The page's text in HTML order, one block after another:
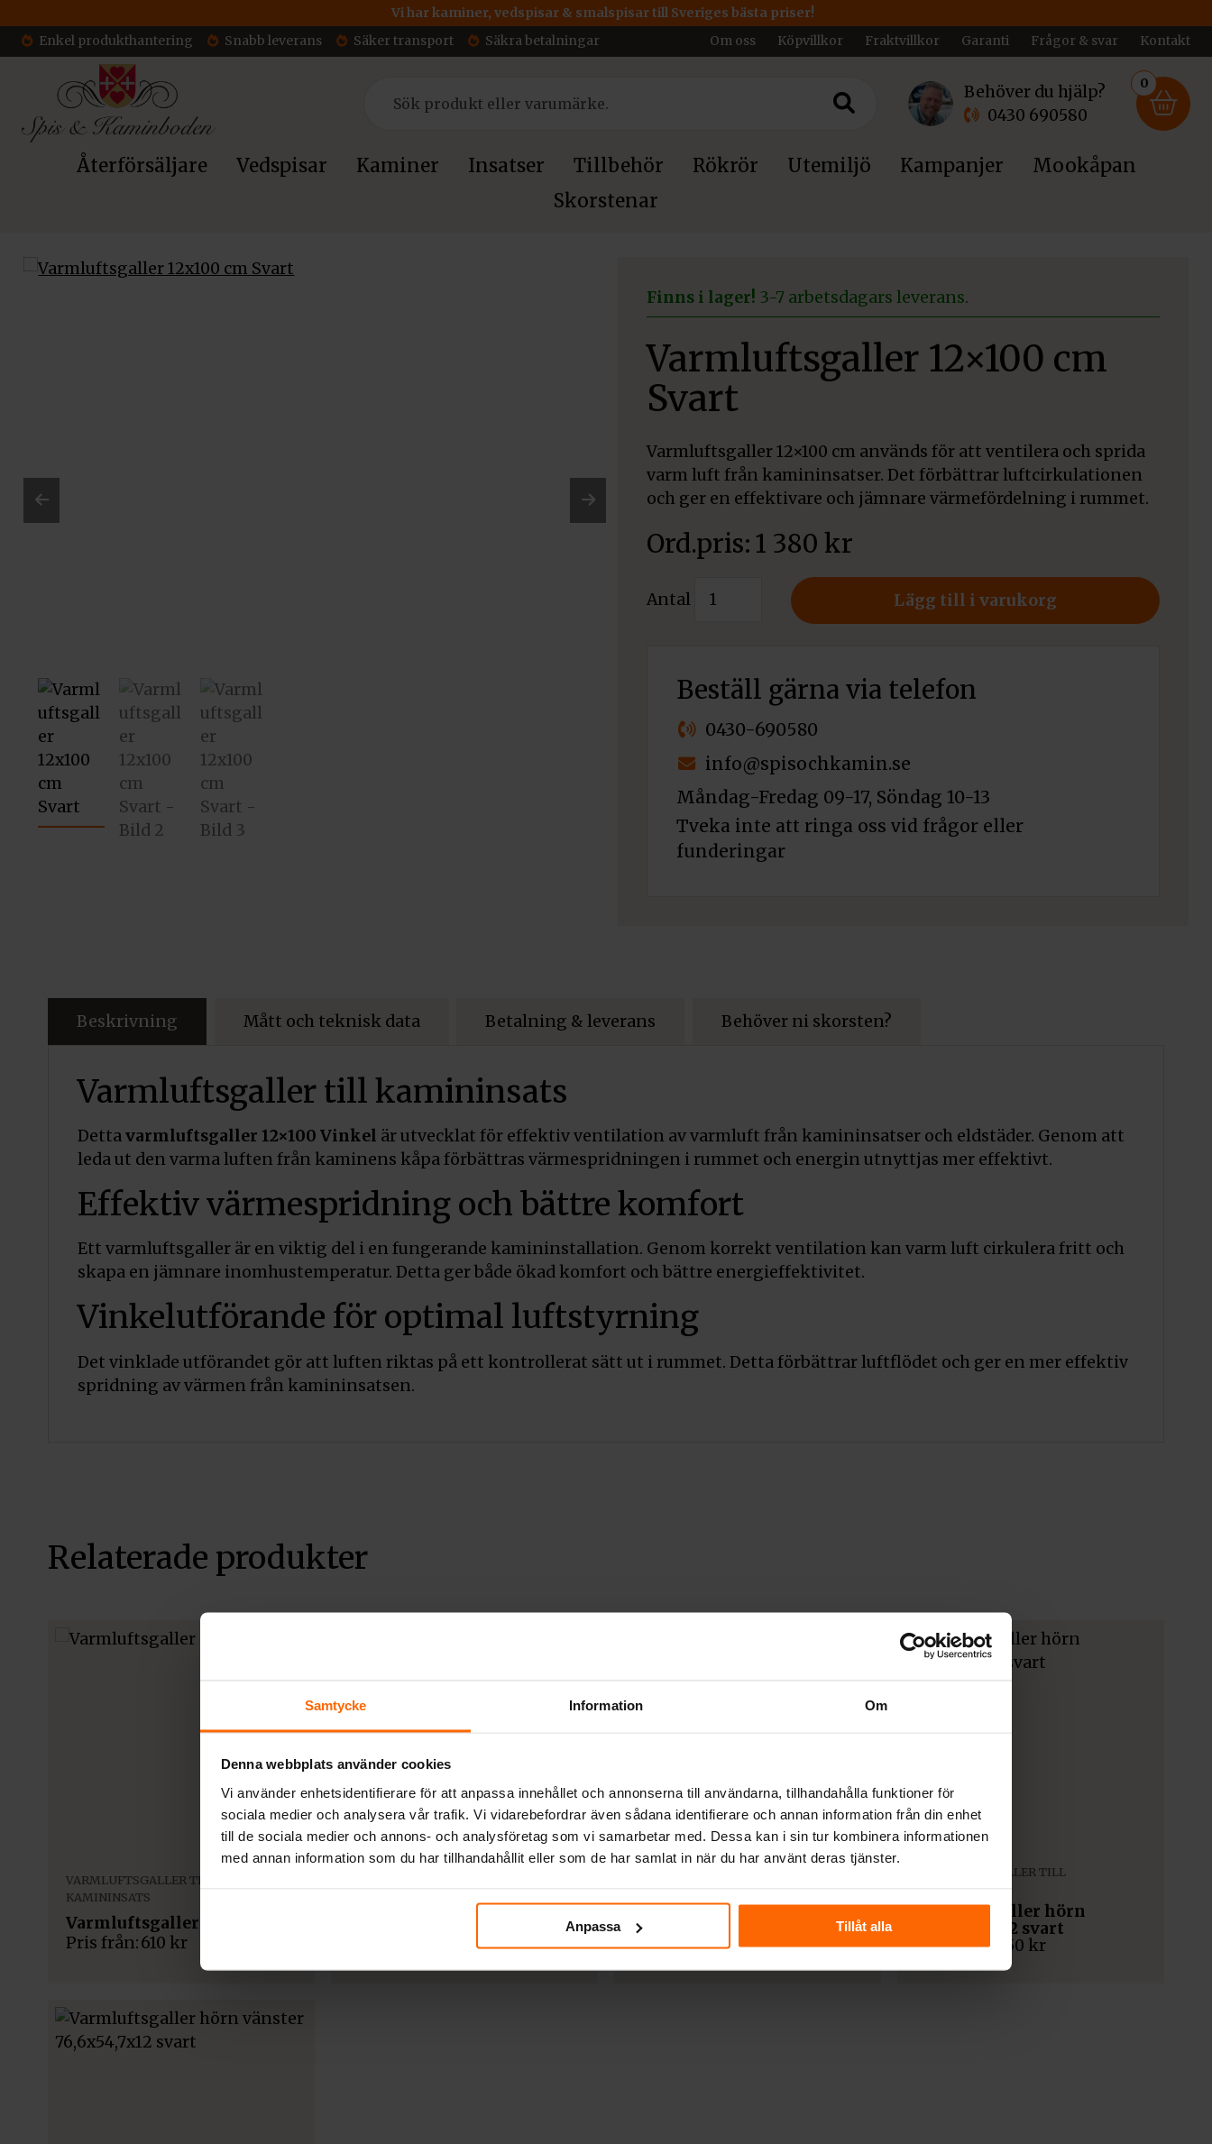
Samtycke Information Om
Denna webbplats använder cookies
Vi använder enhetsidentifierare för att anpassa innehållet och annonserna till användarna, tillhandahålla funktioner för
sociala medier och analysera vår trafik. Vi vidarebefordrar även sådana identifierare och annan information från din enhet
till de sociala medier och annons- och analysföretag som vi samarbetar med. Dessa kan i sin tur kombinera informationen
med annan information som du har tillhandahållit eller som de har samlat in när du har använt deras tjänster.
Anpassa Tillåt alla
Vi har kaminer, vedspisar & smalspisar till Sveriges bästa priser!
Enkel produkthantering
Snabb leverans Säker transport Säkra betalningar Om oss Köpvillkor Fraktvillkor Garanti Frågor & svar Kontakt
Behöver du hjälp?
0430 690580
0
Återförsäljare Vedspisar Kaminer Insatser Tillbehör Rökrör Utemiljö Kampanjer
Mookåpan
Skorstenar
Finns i lager! 3-7 arbetsdagars leverans.
Varmluftsgaller 12×100 cm
Svart
Varmluftsgaller 12×100 cm används för att ventilera och sprida
varm luft från kamininsatser. Det förbättrar luftcirkulationen
och ger en effektivare och jämnare värmefördelning i rummet.
1 380 kr
Antal
Varmluftsgaller
12x100
mängd
Lägg till i varukorg
Beställ gärna via telefon
0430-690580
info@spisochkamin.se
Måndag-Fredag 09-17, Söndag 10-13
Tveka inte att ringa oss vid frågor eller
funderingar
Beskrivning Mått och teknisk data Betalning & leverans Behöver ni skorsten?
Varmluftsgaller till kamininsats
Dettavarmluftsgaller 12×100 Vinkel är utvecklat för effektiv ventilation av varmluft från kamininsatser och eldstäder. Genom att
leda ut den varma luften från kaminens kåpa förbättras värmespridningen i rummet och energin utnyttjas mer effektivt.
Effektiv värmespridning och bättre komfort
Ett varmluftsgaller är en viktig del i en fungerande kamininstallation. Genom korrekt ventilation kan varm luft cirkulera fritt och
skapa en jämnare inomhustemperatur. Detta ger både ökad komfort och bättre energieffektivitet.
Vinkelutförande för optimal luftstyrning
Det vinklade utförandet gör att luften riktas på ett kontrollerat sätt ut i rummet. Detta förbättrar luftflödet och ger en mer effektiv
spridning av värmen från kamininsatsen.
Relaterade produkter
VARMLUFTSGALLER TILL
KAMININSATS
Varmluftsgaller 6×20 cm
Pris från:610 kr
Varmluftsgaller Romber lV
Varmluftsgaller 6×20 cm
Slim
Pris från:610 kr
VARMLUFTSGALLER TILL
Varmluftgaller hörn
54,7×76,6×12 svart
2 750 kr